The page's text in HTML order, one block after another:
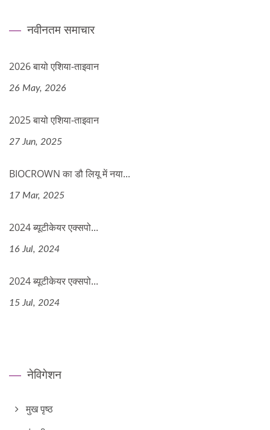
नवीनतम समाचार
2026 बायो एशिया-ताइवान
26 May, 2026
2025 बायो एशिया-ताइवान
27 Jun, 2025
BIOCROWN का डौ लियू में नया...
17 Mar, 2025
2024 ब्यूटीकेयर एक्सपो...
16 Jul, 2024
2024 ब्यूटीकेयर एक्सपो...
15 Jul, 2024
नेविगेशन
मुख पृष्ठ